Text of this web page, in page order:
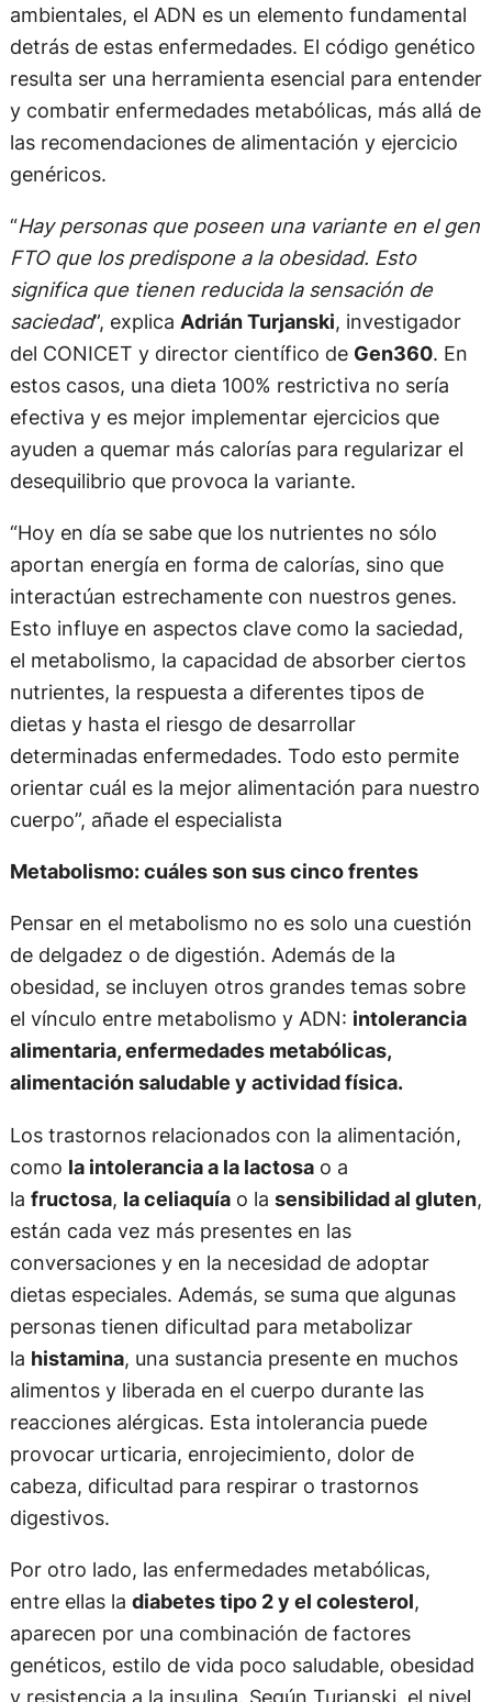
ambientales, el ADN es un elemento fundamental
detrás de estas enfermedades. El código genético
resulta ser una herramienta esencial para entender
y combatir enfermedades metabólicas, más allá de
las recomendaciones de alimentación y ejercicio
genéricos.
“Hay personas que poseen una variante en el gen
FTO que los predispone a la obesidad. Esto
significa que tienen reducida la sensación de
saciedad”, explica Adrián Turjanski, investigador
del CONICET y director científico de Gen360. En
estos casos, una dieta 100% restrictiva no sería
efectiva y es mejor implementar ejercicios que
ayuden a quemar más calorías para regularizar el
desequilibrio que provoca la variante.
“Hoy en día se sabe que los nutrientes no sólo
aportan energía en forma de calorías, sino que
interactúan estrechamente con nuestros genes.
Esto influye en aspectos clave como la saciedad,
el metabolismo, la capacidad de absorber ciertos
nutrientes, la respuesta a diferentes tipos de
dietas y hasta el riesgo de desarrollar
determinadas enfermedades. Todo esto permite
orientar cuál es la mejor alimentación para nuestro
cuerpo”, añade el especialista
Metabolismo: cuáles son sus cinco frentes
Pensar en el metabolismo no es solo una cuestión
de delgadez o de digestión. Además de la
obesidad, se incluyen otros grandes temas sobre
el vínculo entre metabolismo y ADN: intolerancia
alimentaria, enfermedades metabólicas,
alimentación saludable y actividad física.
Los trastornos relacionados con la alimentación,
como la intolerancia a la lactosao a
la fructosa, la celiaquíao la sensibilidad al gluten,
están cada vez más presentes en las
conversaciones y en la necesidad de adoptar
dietas especiales. Además, se suma que algunas
personas tienen dificultad para metabolizar
la histamina, una sustancia presente en muchos
alimentos y liberada en el cuerpo durante las
reacciones alérgicas. Esta intolerancia puede
provocar urticaria, enrojecimiento, dolor de
cabeza, dificultad para respirar o trastornos
digestivos.
Por otro lado, las enfermedades metabólicas,
entre ellas la diabetes tipo 2 y el colesterol,
aparecen por una combinación de factores
genéticos, estilo de vida poco saludable, obesidad
y resistencia a la insulina. Según Turjanski, el nivel